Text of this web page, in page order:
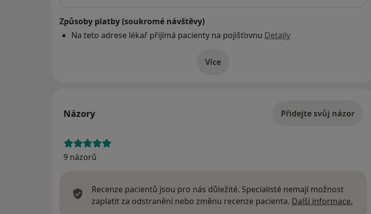
Způsoby platby (soukromé návštěvy)
Na teto adrese lékař přijímá pacienty na pojišťovnu Detaily
Víceo adrese
Názory Přidejte svůj názor
9 názorů
Recenze pacientů jsou pro nás důležité. Specialisté nemají možnost
zaplatit za odstranění nebo změnu recenze pacienta. Další informace.